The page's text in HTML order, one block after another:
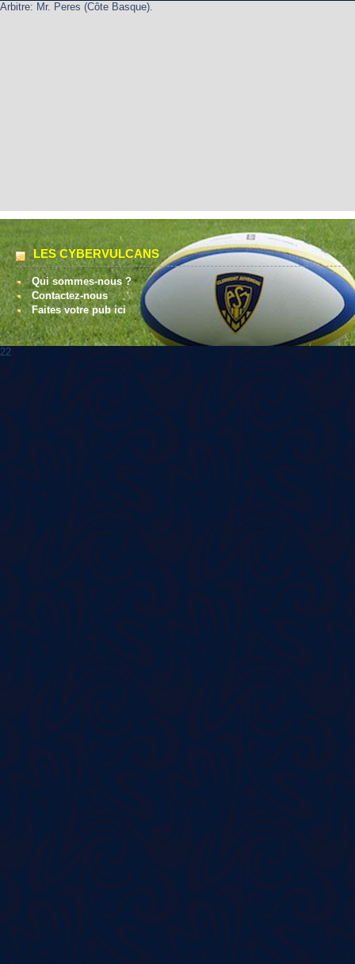
Arbitre: Mr. Peres (Côte Basque).
LES CYBERVULCANS
Qui sommes-nous ?
Contactez-nous
Faites votre pub ici
22